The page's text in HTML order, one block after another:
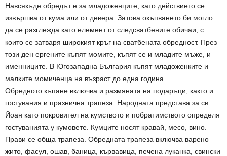
Навсякъде обредът е за младоженците, като действието се
извършва от кума или от девера. Затова окъпването би могло
да се разглежда като елемент от следсватбените обичаи, с
които се затваря широкият кръг на сватбената обредност. През
този ден ергените къпят момите, къпят се и младите мъже, и
именниците. В Югозападна България къпят младоженките и
малките момиченца на възраст до една година.
Обредното къпане включва и размяната на подаръци, както и
гостувания и празнична трапеза. Народната представа за св.
Йоан като покровител на кумството и побратимството определя
гостуванията у кумовете. Кумците носят кравай, месо, вино.
Прави се обща трапеза. Обредната трапеза включва варено
жито, фасул, ошав, баница, кървавица, печена луканка, свински